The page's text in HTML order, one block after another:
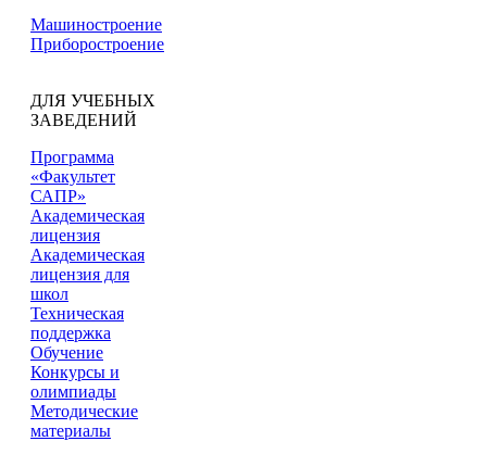
Машиностроение
Приборостроение
ДЛЯ УЧЕБНЫХ
ЗАВЕДЕНИЙ
Программа
«Факультет
САПР»
Академическая
лицензия
Академическая
лицензия для
школ
Техническая
поддержка
Обучение
Конкурсы и
олимпиады
Методические
материалы